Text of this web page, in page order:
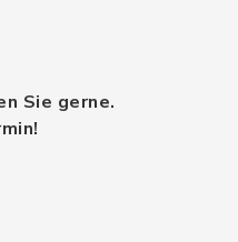
Sie gerne.